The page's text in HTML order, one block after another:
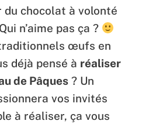
du chocolat à volonté
n’aime pas ça ?
œufs en
déjà pensé à réaliser
de Pâques ? Un
vos invités
à réaliser, ça vous